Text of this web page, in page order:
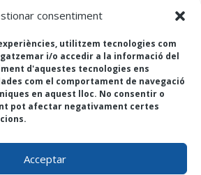
consentiment
utilitzem tecnologies com
i/o accedir a la informació del
d'aquestes tecnologies ens
com el comportament de navegació
en aquest lloc. No consentir o
pot afectar negativament certes
Acceptar
Cerca
buida.